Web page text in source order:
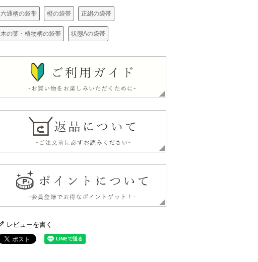
六通柄の袋帯 橙の袋帯 正絹の袋帯
木の葉・植物柄の袋帯 状態Aの袋帯
レビューを書く
¥18,990